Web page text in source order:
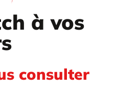
à vos
consulter